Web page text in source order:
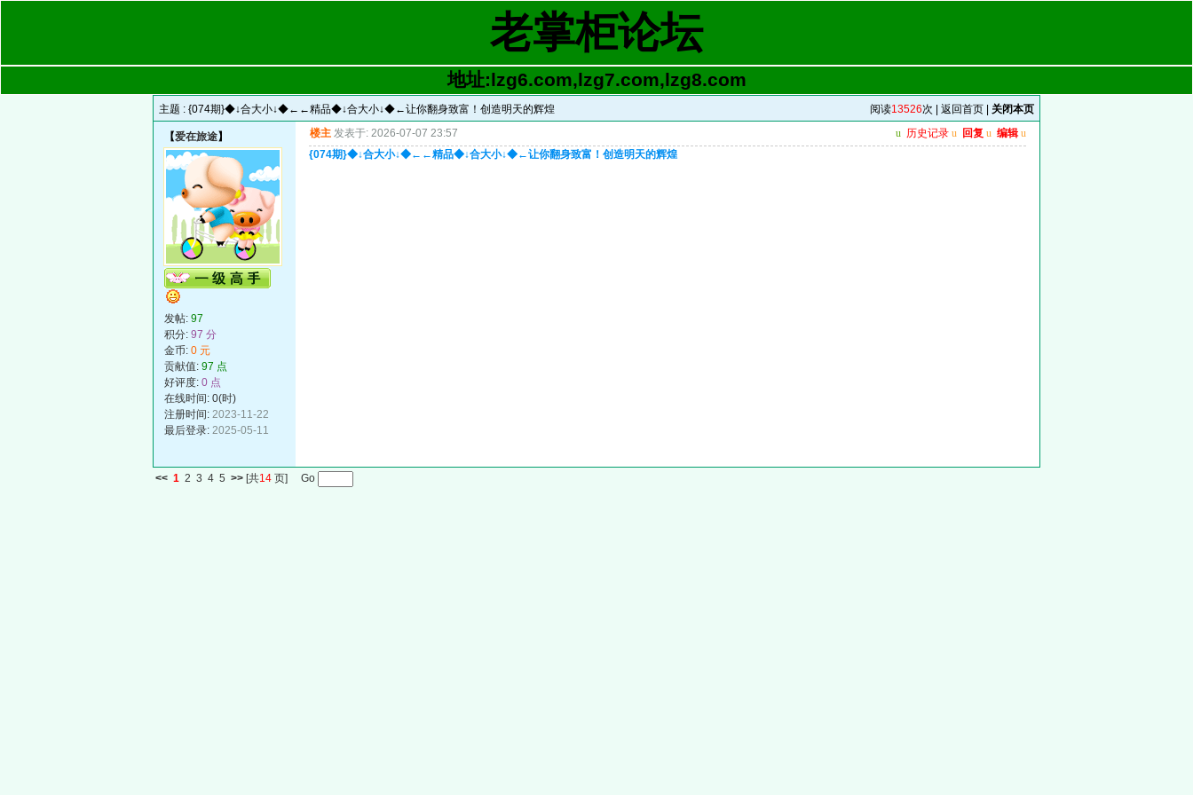
老掌柜论坛
地址:lzg6.com,lzg7.com,lzg8.com
主题 : {074期}◆↓合大小↓◆←←精品◆↓合大小↓◆←让你翻身致富！创造明天的辉煌 阅读13526次 | 返回首页 关闭本页
【爱在旅途】
发帖: 97
积分: 97 分
金币: 0 元
贡献值: 97 点
好评度: 0 点
在线时间: 0(时)
注册时间: 2023-11-22
最后登录: 2025-05-11
楼主 发表于: 2026-07-07 23:57 u 历史记录 u 回复 u 编辑 u
{074期}◆↓合大小↓◆←←精品◆↓合大小↓◆←让你翻身致富！创造明天的辉煌
<< 1 2 3 4 5 >> [共14 页] Go